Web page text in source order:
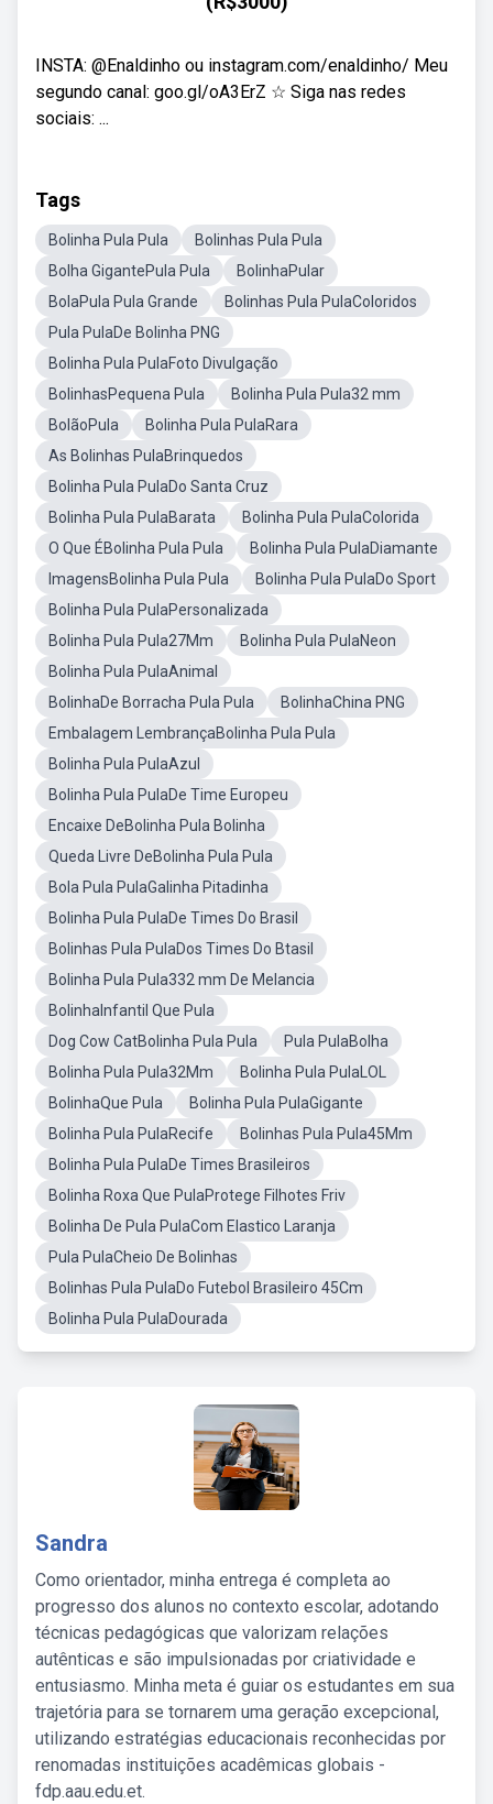
INSTA: @Enaldinho ou instagram.com/enaldinho/ Meu
segundo canal: goo.gl/oA3ErZ ☆ Siga nas redes
sociais: ...
Tags
Bolinha Pula Pula
Bolinhas Pula Pula
Bolha GigantePula Pula
BolinhaPular
BolaPula Pula Grande
Bolinhas Pula PulaColoridos
Pula PulaDe Bolinha PNG
Bolinha Pula PulaFoto Divulgação
BolinhasPequena Pula
Bolinha Pula Pula32 mm
BolãoPula
Bolinha Pula PulaRara
As Bolinhas PulaBrinquedos
Bolinha Pula PulaDo Santa Cruz
Bolinha Pula PulaBarata
Bolinha Pula PulaColorida
O Que ÉBolinha Pula Pula
Bolinha Pula PulaDiamante
ImagensBolinha Pula Pula
Bolinha Pula PulaDo Sport
Bolinha Pula PulaPersonalizada
Bolinha Pula Pula27Mm
Bolinha Pula PulaNeon
Bolinha Pula PulaAnimal
BolinhaDe Borracha Pula Pula
BolinhaChina PNG
Embalagem LembrançaBolinha Pula Pula
Bolinha Pula PulaAzul
Bolinha Pula PulaDe Time Europeu
Encaixe DeBolinha Pula Bolinha
Queda Livre DeBolinha Pula Pula
Bola Pula PulaGalinha Pitadinha
Bolinha Pula PulaDe Times Do Brasil
Bolinhas Pula PulaDos Times Do Btasil
Bolinha Pula Pula332 mm De Melancia
BolinhaInfantil Que Pula
Dog Cow CatBolinha Pula Pula
Pula PulaBolha
Bolinha Pula Pula32Mm
Bolinha Pula PulaLOL
BolinhaQue Pula
Bolinha Pula PulaGigante
Bolinha Pula PulaRecife
Bolinhas Pula Pula45Mm
Bolinha Pula PulaDe Times Brasileiros
Bolinha Roxa Que PulaProtege Filhotes Friv
Bolinha De Pula PulaCom Elastico Laranja
Pula PulaCheio De Bolinhas
Bolinhas Pula PulaDo Futebol Brasileiro 45Cm
Bolinha Pula PulaDourada
Sandra
Como orientador, minha entrega é completa ao
progresso dos alunos no contexto escolar, adotando
técnicas pedagógicas que valorizam relações
autênticas e são impulsionadas por criatividade e
entusiasmo. Minha meta é guiar os estudantes em sua
trajetória para se tornarem uma geração excepcional,
utilizando estratégias educacionais reconhecidas por
renomadas instituições acadêmicas globais -
fdp.aau.edu.et.